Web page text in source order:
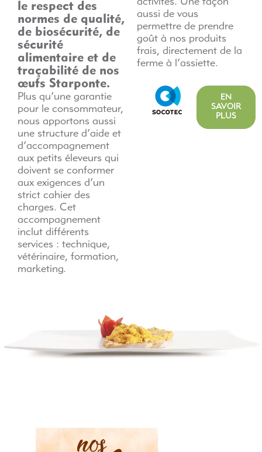
le respect des
normes de qualité,
de biosécurité, de
sécurité
alimentaire et de
traçabilité de nos
œufs Starponte.
Plus qu’une garantie
pour le consommateur,
nous apportons aussi
une structure d’aide et
d’accompagnement
aux petits éleveurs qui
doivent se conformer
aux exigences d’un
strict cahier des
charges. Cet
accompagnement
inclut différents
services : technique,
vétérinaire, formation,
marketing.
activités. Une façon
aussi de vous
permettre de prendre
goût à nos produits
frais, directement de la
ferme à l’assiette.
EN
SAVOIR
PLUS